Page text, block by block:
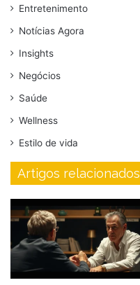
Entretenimento
Notícias Agora
Insights
Negócios
Saúde
Wellness
Estilo de vida
Artigos relacionados